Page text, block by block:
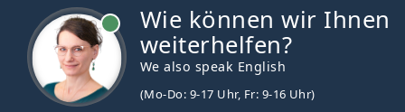
Wie können wir Ihnen
weiterhelfen?
We also speak English
(Mo-Do: 9-17 Uhr, Fr: 9-16 Uhr)